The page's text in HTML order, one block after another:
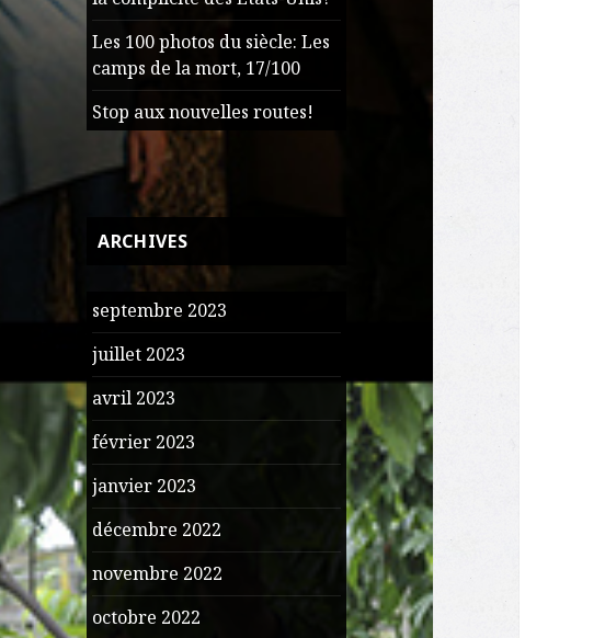
Les 100 photos du siècle: Les
camps de la mort, 17/100
Stop aux nouvelles routes!
ARCHIVES
septembre 2023
juillet 2023
avril 2023
février 2023
janvier 2023
décembre 2022
novembre 2022
octobre 2022